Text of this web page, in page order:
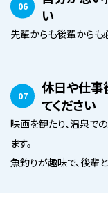
06
い
先輩からも後輩からも
07
休日や仕事
てください
映画を観たり、温泉で
ます。
魚釣りが趣味で、後輩